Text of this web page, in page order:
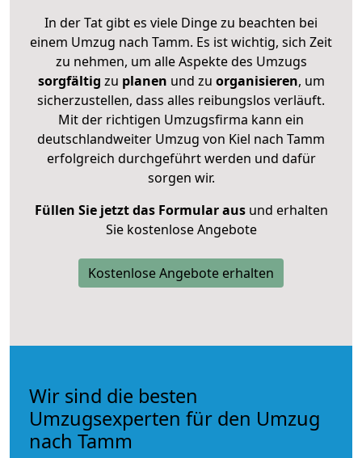
In der Tat gibt es viele Dinge zu beachten bei
einem Umzug nach Tamm. Es ist wichtig, sich Zeit
zu nehmen, um alle Aspekte des Umzugs
sorgfältig zu planen und zu organisieren, um
sicherzustellen, dass alles reibungslos verläuft.
Mit der richtigen Umzugsfirma kann ein
deutschlandweiter Umzug von Kiel nach Tamm
erfolgreich durchgeführt werden und dafür
sorgen wir.
Füllen Sie jetzt das Formular ausund erhalten
Sie kostenlose Angebote
Kostenlose Angebote erhalten
Wir sind die besten
Umzugsexperten für den Umzug
nach Tamm